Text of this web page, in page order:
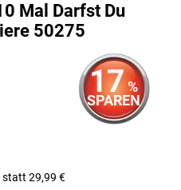
Mal Darfst Du
50275
17 %
SPAREN
statt 29,99 €